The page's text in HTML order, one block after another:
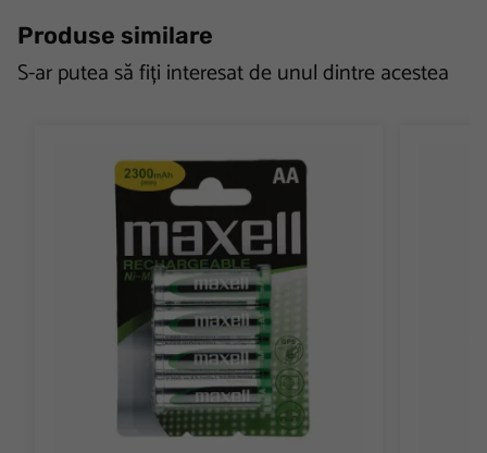
Produse similare
S-ar putea să fiți interesat de unul dintre acestea